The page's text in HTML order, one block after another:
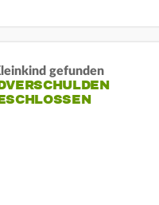
gefunden